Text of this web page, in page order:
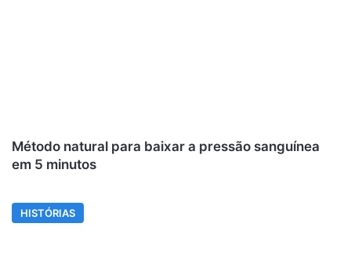
Método natural para baixar a pressão sanguínea
em 5 minutos
HISTÓRIAS